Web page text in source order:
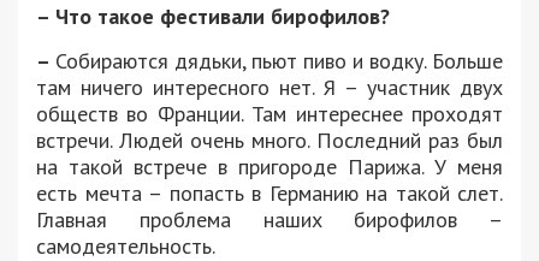
– Что такое фестивали бирофилов?
– Собираются дядьки, пьют пиво и водку. Больше
там ничего интересного нет. Я – участник двух
обществ во Франции. Там интереснее проходят
встречи. Людей очень много. Последний раз был
на такой встрече в пригороде Парижа. У меня
есть мечта – попасть в Германию на такой слет.
Главная проблема наших бирофилов –
самодеятельность.